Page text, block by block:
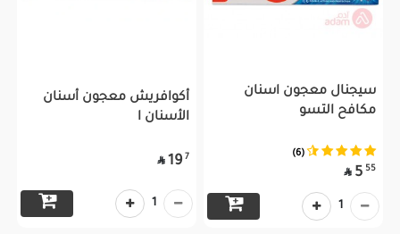
سيجنال معجون اسنان
مكافح التسو
(6)
55
5

1
أكوافريش معجون أسنان
الأسنان ا
7
19

1